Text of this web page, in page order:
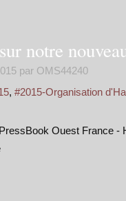
notre
par OMS44240
, #2015-Organisation
Ouest France -